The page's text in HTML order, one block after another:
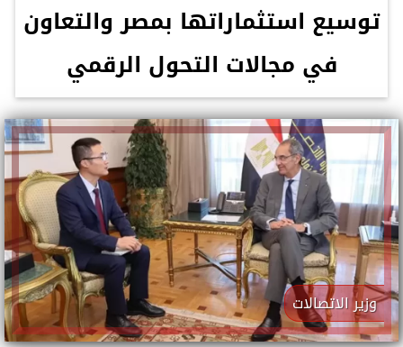
توسيع استثماراتها بمصر والتعاون
في مجالات التحول الرقمي
وزير الاتصالات